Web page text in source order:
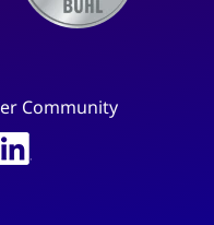
Community